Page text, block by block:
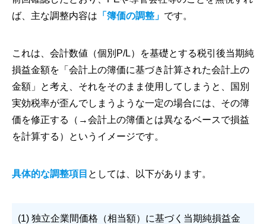
ば、主な調整内容は 「簿価の調整」 です。
これは、会計数値（個別P/L）を基礎とする税引後当期純
損益金額を「会計上の簿価に基づき計算された会計上の
金額」と考え、それをそのまま使用してしまうと、国別
実効税率が歪んでしまうような一定の場合には、その簿
価を修正する（→会計上の簿価とは異なるベースで損益
を計算する）というイメージです。
具体的な調整項目 としては、以下があります。
(1) 独立企業間価格（相当額）に基づく当期純損益金